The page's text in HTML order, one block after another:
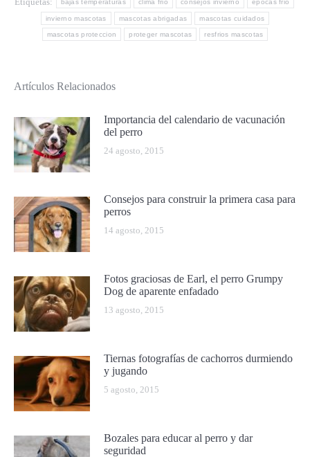
invierno mascotas mascotas abrigadas mascotas cuidados
mascotas proteccion proteger mascotas resfrios mascotas
Artículos Relacionados
Importancia del calendario de vacunación
del perro
24 agosto, 2015
Consejos para construir la primera casa para
perros
14 agosto, 2015
Fotos graciosas de Earl, el perro Grumpy
Dog de aparente enfadado
13 agosto, 2015
Tiernas fotografías de cachorros durmiendo
y jugando
5 agosto, 2015
Bozales para educar al perro y dar
seguridad